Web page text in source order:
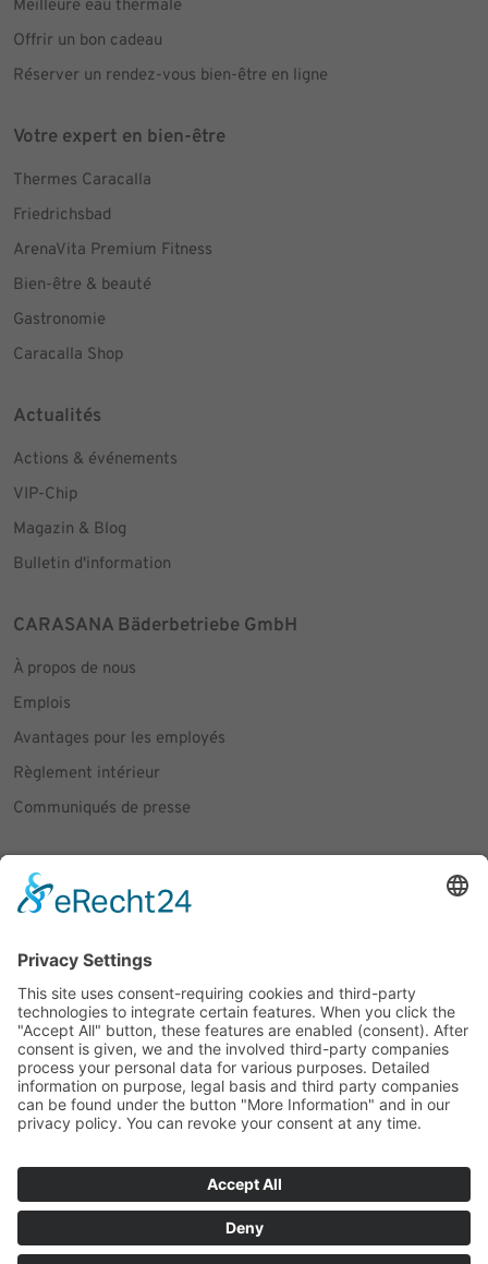
Meilleure eau thermale
Offrir un bon cadeau
Réserver un rendez-vous bien-être en ligne
Votre expert en bien-être
Thermes Caracalla
Friedrichsbad
ArenaVita Premium Fitness
Bien-être & beauté
Gastronomie
Caracalla Shop
Actualités
Actions & événements
VIP-Chip
Magazin & Blog
Bulletin d'information
CARASANA Bäderbetriebe GmbH
À propos de nous
Emplois
Avantages pour les employés
Règlement intérieur
Communiqués de presse
Social Media
Facebook
Instagram
© 2026 CARASANA Bäderbetriebe GmbH. Tous droits réservés